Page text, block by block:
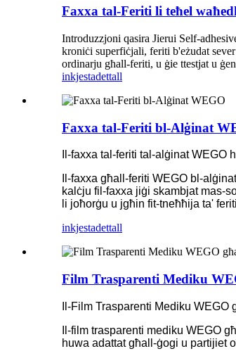
Faxxa tal-Feriti li teħel
Introduzzjoni qasira Jierui Self-
kroniċi superfiċjali, feriti b'eżudat
ordinarju għall-feriti, u ġie ttestjat u
inkjestadettall
Faxxa tal-Feriti bl-Alġinat
Il-faxxa tal-feriti tal-alġinat
Il-faxxa għall-feriti WEGO bl-
kalċju fil-faxxa jiġi skambjat mas-
li joħorġu u jgħin fit-tneħħija ta'
inkjestadettall
Film Trasparenti Mediku
Il-Film Trasparenti Mediku
Il-film trasparenti mediku WEGO
huwa adattat għall-ġogi u partijiet